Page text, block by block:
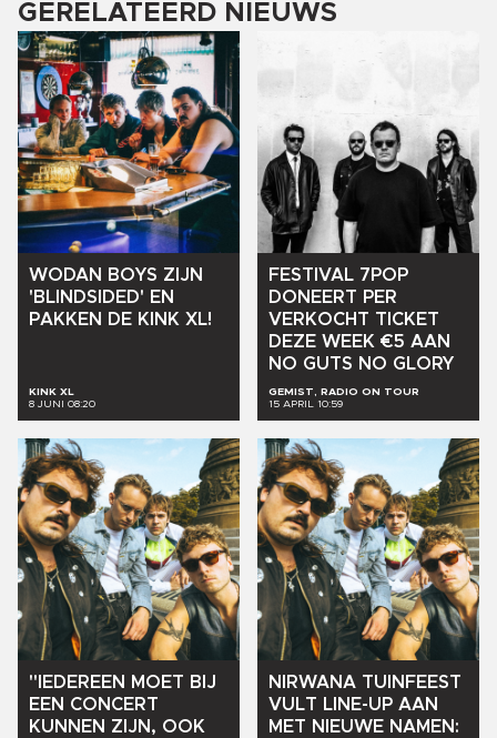
GERELATEERD NIEUWS
WODAN BOYS ZIJN
'BLINDSIDED' EN
PAKKEN
DE KINK XL!
KINK XL
8 JUNI 08:20
FESTIVAL 7POP
DONEERT PER
VERKOCHT TICKET
DEZE WEEK €5 AAN
NO GUTS NO GLORY
GEMIST, RADIO ON TOUR
15 APRIL 10:59
"IEDEREEN MOET BIJ
EEN CONCERT
KUNNEN ZIJN, OOK
NIRWANA TUINFEEST
VULT LINE-UP AAN
MET NIEUWE NAMEN: